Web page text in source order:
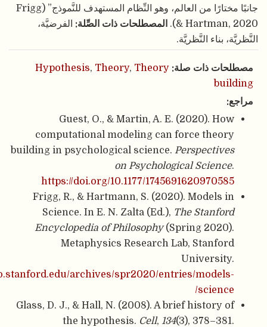
جانبًا مختارًا من العالم، وهو النِّظام المستهدف للنَّموذج” (Frigg
&
المصطلحات ذات الصِّلة:الفرضيَّة،
النَّظريَّة.
ذات صلة: Hypothesis,Theory,Theory
Guest, O., & Martin, A. E. (2020).
computational modeling can force
building in psychological science.
on Psychological
https://doi.org/10.1177/
Frigg, R., & Hartmann, S. (2020).
Science. In E. N. Zalta (Ed.),The
Encyclopedia of Philosophy(Spring
Metaphysics Research Lab,
https://plato.stanford.edu/archives/spr2020/entries/
Glass, D. J., & Hall, N. (2008). A brief
the hypothesis. Cell,134(3),